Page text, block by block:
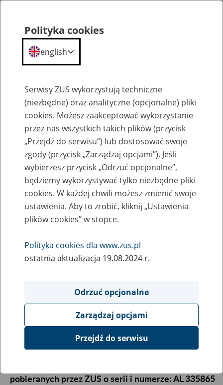
Komunikaty
Komunikat o zaginięciu blankietów do
wystawiania zaświadczeń o niezaleganiu w
opłacaniu składek pobieranych przez ZUS.
29
March
2013
Informacja archiwalna
Zakład Ubezpieczeń Społecznych informuje, że
zaginęła 1 szt. blankietu do wystawiania
pobieranych przez ZUS o serii i numerze:AL 335865
Polityka cookies
english
Serwisy ZUS wykorzystują techniczne
(niezbędne) oraz analityczne (opcjonalne) pliki
cookies. Możesz zaakceptować wykorzystanie
przez nas wszystkich takich plików (przycisk
„Przejdź do serwisu”) lub dostosować swoje
zgody (przycisk „Zarządzaj opcjami”). Jeśli
wybierzesz przycisk „Odrzuć opcjonalne”,
będziemy wykorzystywać tylko niezbędne pliki
cookies. W każdej chwili możesz zmienić swoje
ustawienia. Aby to zrobić, kliknij „Ustawienia
plików cookies” w stopce.
Polityka cookies dla www.zus.pl
ostatnia aktualizacja 19.08.2024 r.
Odrzuć opcjonalne
Zarządzaj opcjami
Przejdź do serwisu